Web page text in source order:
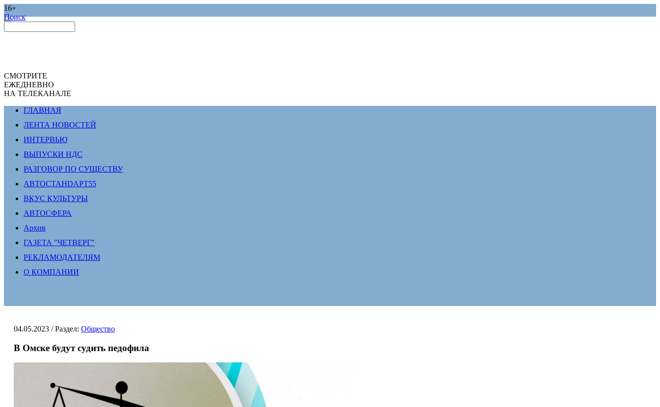
16+
Поиск
СМОТРИТЕ
ЕЖЕДНЕВНО
НА ТЕЛЕКАНАЛЕ
ГЛАВНАЯ
ЛЕНТА НОВОСТЕЙ
ИНТЕРВЬЮ
ВЫПУСКИ НДС
РАЗГОВОР ПО СУЩЕСТВУ
АВТОСТАНDАРТ55
ВКУС КУЛЬТУРЫ
АВТОСФЕРА
Архив
ГАЗЕТА "ЧЕТВЕРГ"
РЕКЛАМОДАТЕЛЯМ
О КОМПАНИИ
04.05.2023 / Раздел: Общество
В Омске будут судить педофила